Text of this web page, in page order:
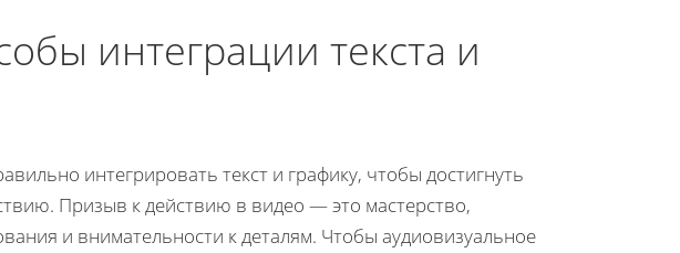
интеграции текста и
интегрировать текст и графику, чтобы достигнуть
Призыв к действию в видео — это мастерство,
и внимательности к деталям. Чтобы аудиовизуальное